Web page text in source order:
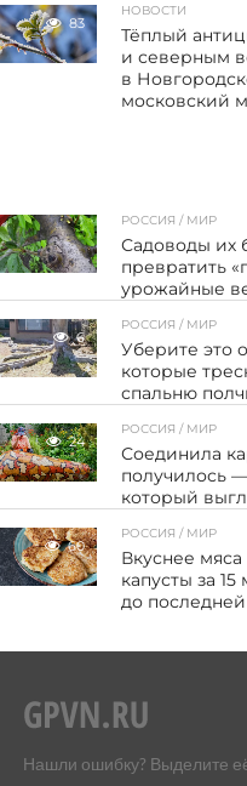
83
НОВОСТИ
Тёплый
и северным
в
московский
РОССИЯ / МИР
Садоводы их
превратить
урожайные
6
РОССИЯ / МИР
Уберите это
которые
спальню
24
РОССИЯ / МИР
Соединила
получилось
который
60
РОССИЯ / МИР
Вкуснее
капусты за
до
Нашли ошибку? Выделите